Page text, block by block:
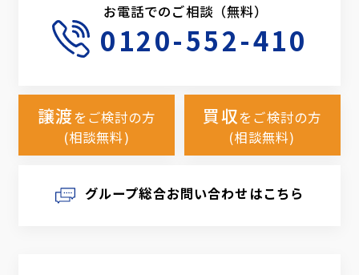
お電話でのご相談（無料）
0120-552-410
譲渡をご検討の方
(相談無料)
買収をご検討の方
(相談無料)
グループ総合お問い合わせはこちら